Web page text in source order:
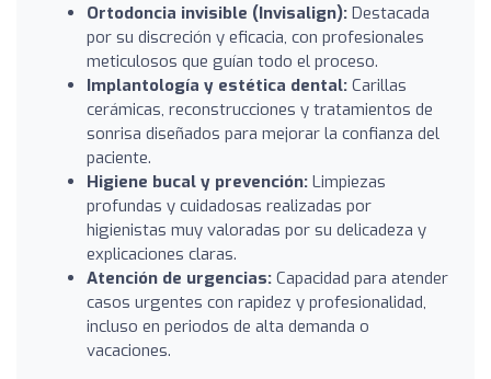
Ortodoncia invisible (Invisalign): Destacada
por su discreción y eficacia, con profesionales
meticulosos que guían todo el proceso.
Implantología y estética dental: Carillas
cerámicas, reconstrucciones y tratamientos de
sonrisa diseñados para mejorar la confianza del
paciente.
Higiene bucal y prevención: Limpiezas
profundas y cuidadosas realizadas por
higienistas muy valoradas por su delicadeza y
explicaciones claras.
Atención de urgencias: Capacidad para atender
casos urgentes con rapidez y profesionalidad,
incluso en periodos de alta demanda o
vacaciones.